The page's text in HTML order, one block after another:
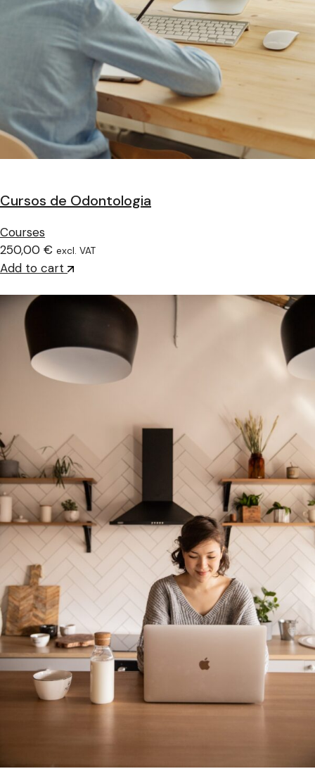
Cursos de Odontologia
Courses
250,00 € excl. VAT
Add to cart